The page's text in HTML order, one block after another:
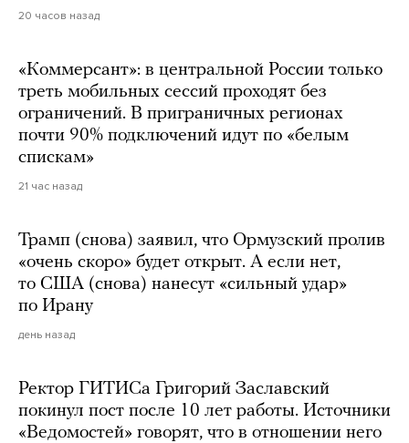
20 часов назад
«Коммерсант»: в центральной России только
треть мобильных сессий проходят без
ограничений. В приграничных регионах
почти 90% подключений идут по «белым
спискам»
21 час назад
Трамп (снова) заявил, что Ормузский пролив
«очень скоро» будет открыт. А если нет,
то США (снова) нанесут «сильный удар»
по Ирану
день назад
Ректор ГИТИСа Григорий Заславский
покинул пост после 10 лет работы. Источники
«Ведомостей» говорят, что в отношении него